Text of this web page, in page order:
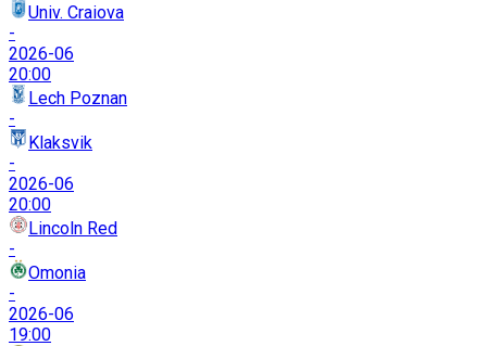
Univ. Craiova
-
2026-06
20:00
Lech Poznan
-
Klaksvik
-
2026-06
20:00
Lincoln Red
-
Omonia
-
2026-06
19:00